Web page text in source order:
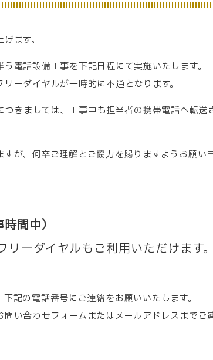
ます。
電話設備工事を下記日程にて実施いたします。
ーダイヤルが一時的に不通となります。
きましては、工事中も担当者の携帯電話へ転送
が、何卒ご理解とご協力を賜りますようお願い
間中）
ーダイヤルもご利用いただけます。
記の電話番号にご連絡をお願いいたします。
い合わせフォームまたはメールアドレスまでご